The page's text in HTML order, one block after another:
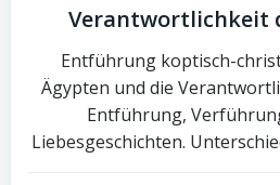
Verantwortlichkeit
Entführung koptisch-
Ägypten und die
Entführung,
Liebesgeschichten.